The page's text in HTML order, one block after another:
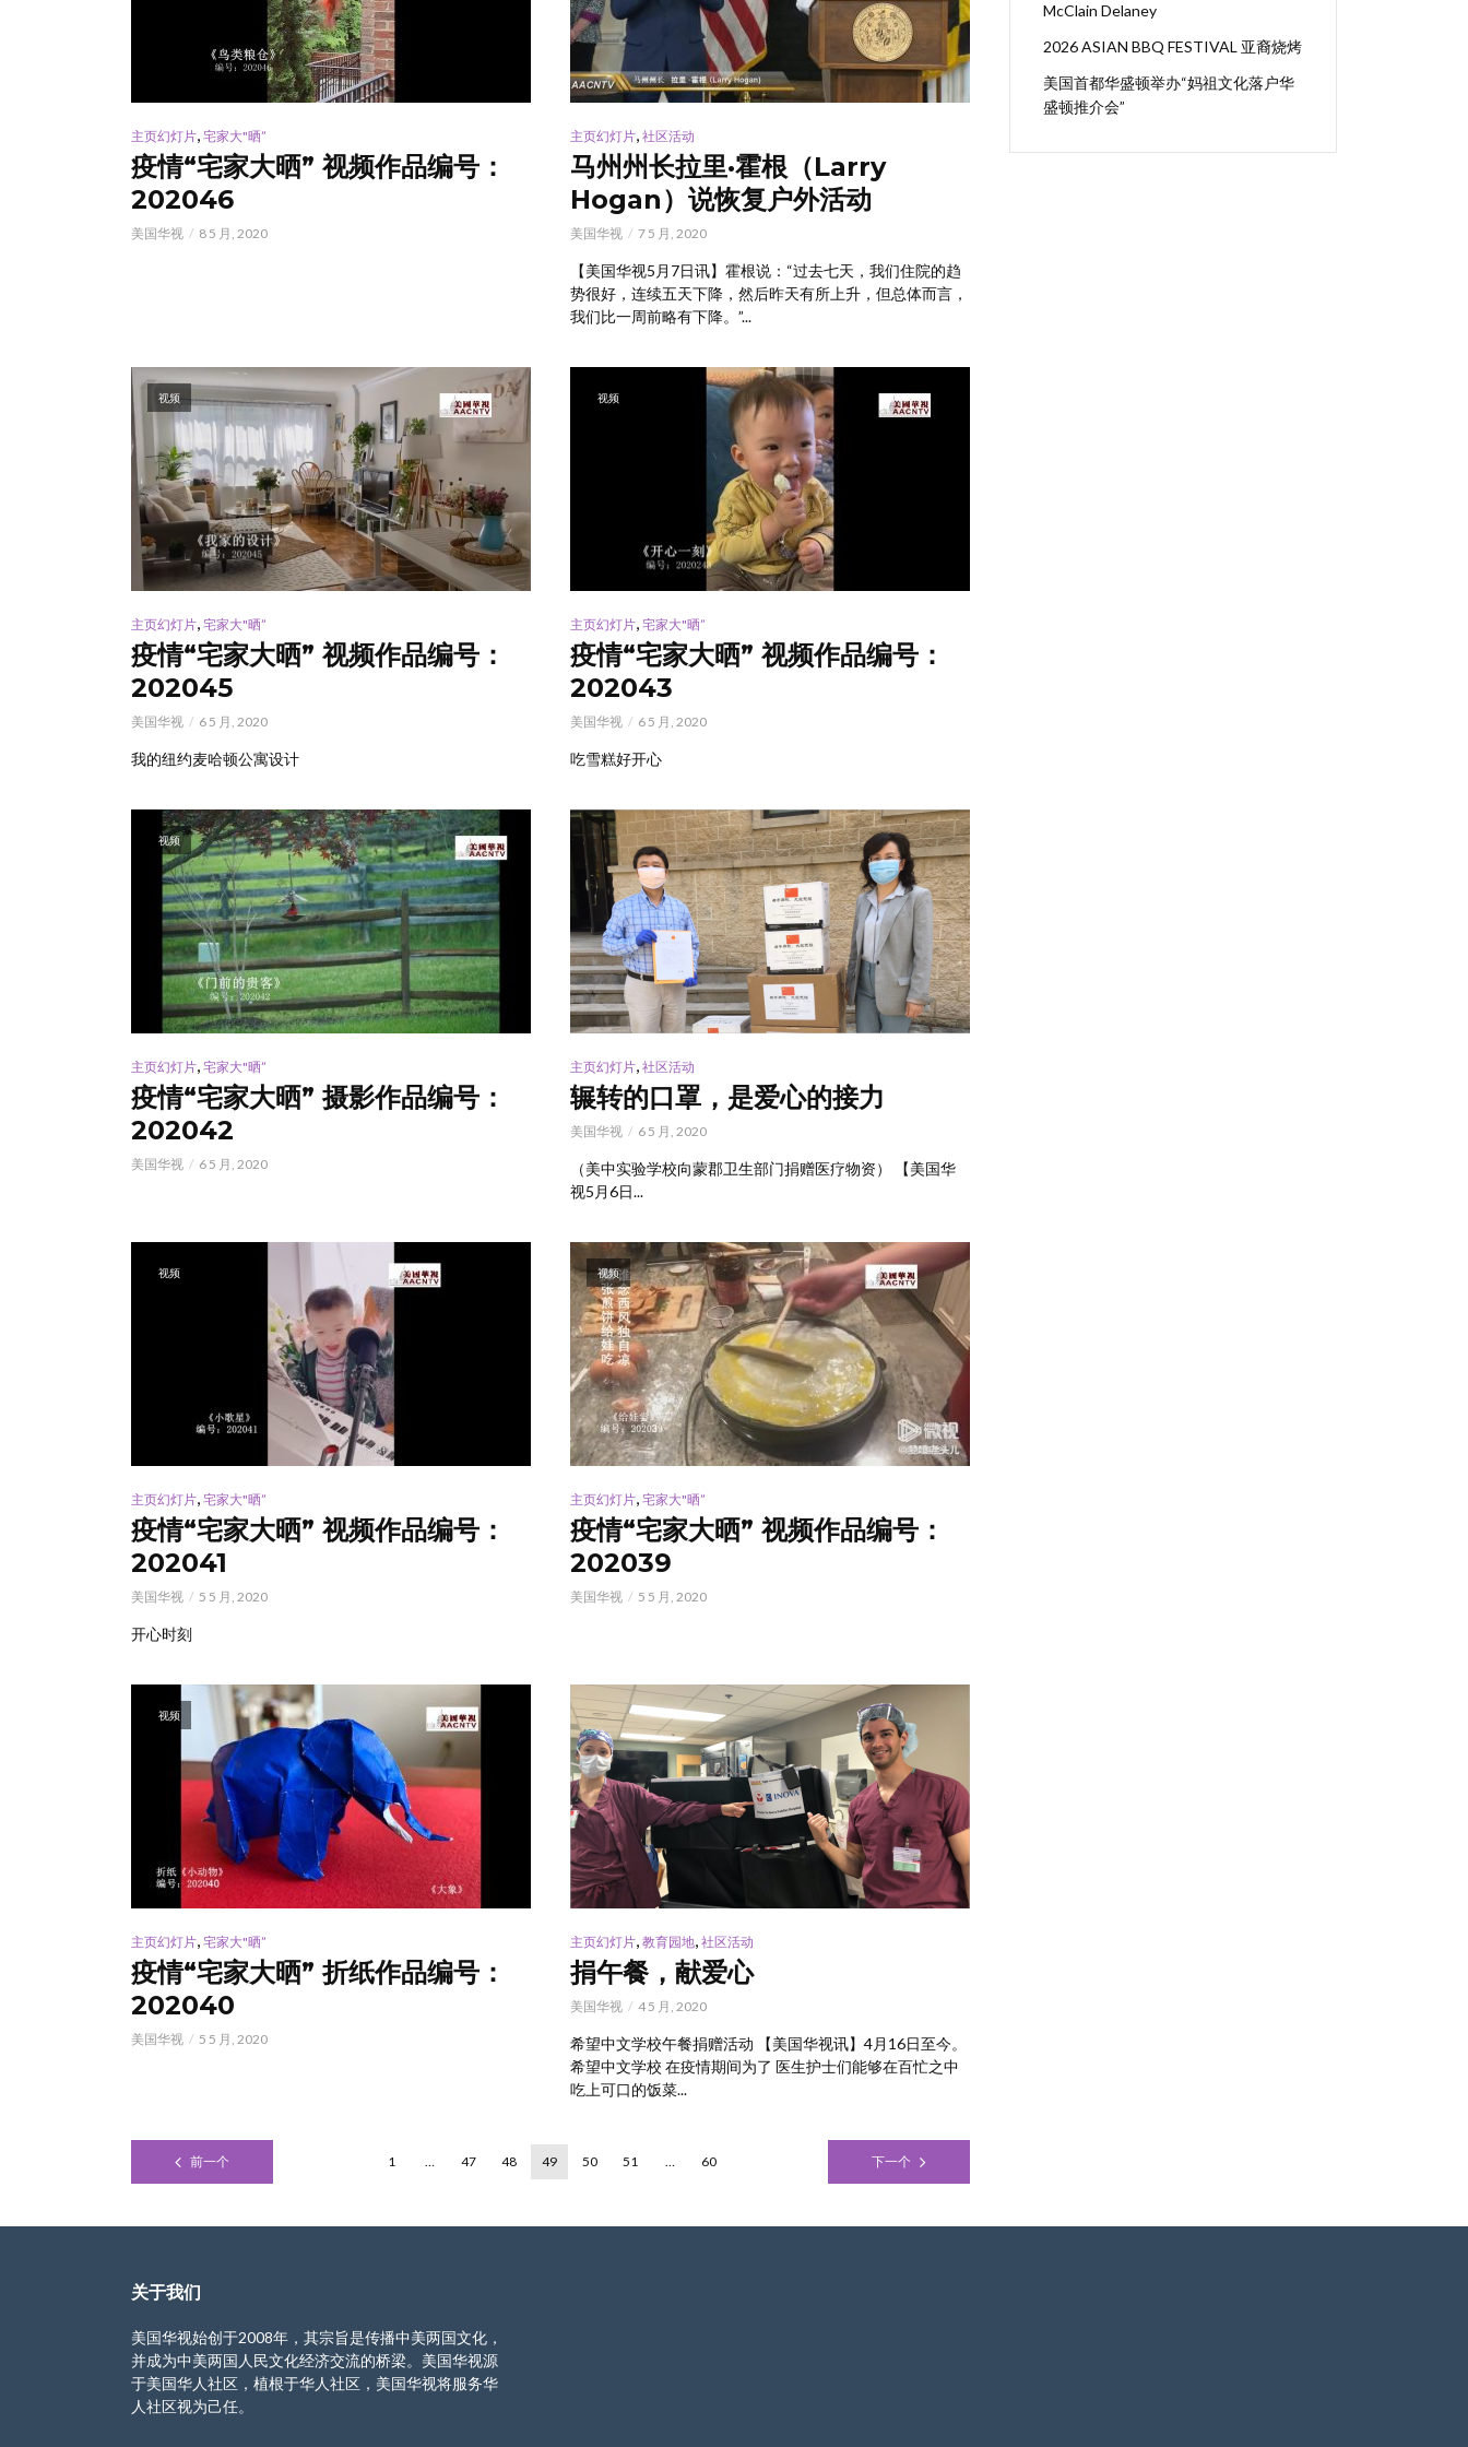
主页幻灯片, 宅家大"晒”
疫情“宅家大晒” 视频作品编号：
202046
美国华视 8 5 月, 2020
主页幻灯片, 社区活动
马州州长拉里·霍根（Larry
Hogan）说恢复户外活动
美国华视 7 5 月, 2020
【美国华视5月7日讯】霍根说：“过去七天，我们住院的趋
势很好，连续五天下降，然后昨天有所上升，但总体而言，
我们比一周前略有下降。”...
视频
主页幻灯片, 宅家大"晒”
疫情“宅家大晒” 视频作品编号：
202045
美国华视 6 5 月, 2020
我的纽约麦哈顿公寓设计
视频
主页幻灯片, 宅家大"晒”
疫情“宅家大晒” 视频作品编号：
202043
美国华视 6 5 月, 2020
吃雪糕好开心
视频
主页幻灯片, 宅家大"晒”
疫情“宅家大晒” 摄影作品编号：
202042
美国华视 6 5 月, 2020
主页幻灯片, 社区活动
辗转的口罩，是爱心的接力
美国华视 6 5 月, 2020
（美中实验学校向蒙郡卫生部门捐赠医疗物资） 【美国华
视5月6日...
视频
主页幻灯片 宅家大"晒”
疫情“宅家大晒” 视频作品编号：
202041
美国华视 5 5 月, 2020
开心时刻
视频
主页幻灯片 宅家大"晒”
疫情“宅家大晒” 视频作品编号：
202039
美国华视 5 5 月, 2020
视频
主页幻灯片 宅家大"晒”
疫情“宅家大晒” 折纸作品编号：
202040
美国华视 5 5 月, 2020
主页幻灯片 教育园地 社区活动
捐午餐，献爱心
美国华视 4 5 月, 2020
希望中文学校午餐捐赠活动 【美国华视讯】4月16日至今。
希望中文学校 在疫情期间为了 医生护士们能够在百忙之中
吃上可口的饭菜...
前一个 1 … 47 48 49 50 51 … 60 下一个
McClain Delaney
2026 ASIAN BBQ FESTIVAL 亚裔烧烤
美国首都华盛顿举办“妈祖文化落户华
盛顿推介会”
关于我们
美国华视始创于2008年，其宗旨是传播中美两国文化，
并成为中美两国人民文化经济交流的桥梁。美国华视源
于美国华人社区，植根于华人社区，美国华视将服务华
人社区视为己任。